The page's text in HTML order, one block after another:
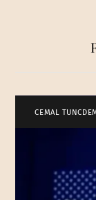
CEMAL